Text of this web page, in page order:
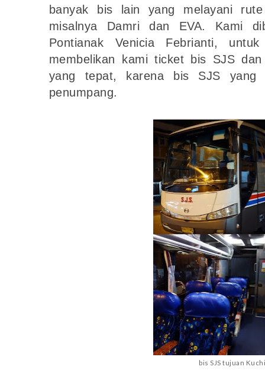
banyak bis lain yang melayani
misalnya Damri dan EVA. Kami
Pontianak Venicia Febrianti,
membelikan kami ticket bis SJS
yang tepat, karena bis SJS
penumpang.
bis SJS tujuan